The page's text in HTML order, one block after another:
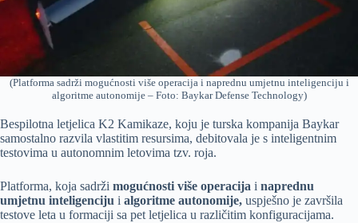
(Platforma sadrži mogućnosti više operacija i naprednu umjetnu inteligenciju i
algoritme autonomije – Foto: Baykar Defense Technology)
Bespilotna letjelica K2 Kamikaze, koju je turska kompanija Baykar
samostalno razvila vlastitim resursima, debitovala je s inteligentnim
testovima u autonomnim letovima tzv. roja.
Platforma, koja sadrži mogućnosti više operacija i naprednu
umjetnu inteligenciju i algoritme autonomije, uspješno je završila
testove leta u formaciji sa pet letjelica u različitim konfiguracijama.